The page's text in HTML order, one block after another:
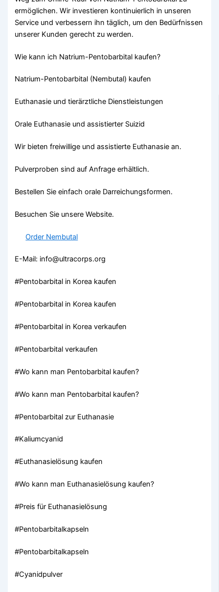
ermöglichen. Wir investieren kontinuierlich in unseren
Service und verbessern ihn täglich, um den Bedürfnissen
unserer Kunden gerecht zu werden.
Wie kann ich Natrium-Pentobarbital kaufen?
Natrium-Pentobarbital (Nembutal) kaufen
Euthanasie und tierärztliche Dienstleistungen
Orale Euthanasie und assistierter Suizid
Wir bieten freiwillige und assistierte Euthanasie an.
Pulverproben sind auf Anfrage erhältlich.
Bestellen Sie einfach orale Darreichungsformen.
Besuchen Sie unsere Website.
Order Nembutal
E-Mail: info@ultracorps.org
#Pentobarbital in Korea kaufen
#Pentobarbital in Korea kaufen
#Pentobarbital in Korea verkaufen
#Pentobarbital verkaufen
#Wo kann man Pentobarbital kaufen?
#Wo kann man Pentobarbital kaufen?
#Pentobarbital zur Euthanasie
#Kaliumcyanid
#Euthanasielösung kaufen
#Wo kann man Euthanasielösung kaufen?
#Preis für Euthanasielösung
#Pentobarbitalkapseln
#Pentobarbitalkapseln
#Cyanidpulver